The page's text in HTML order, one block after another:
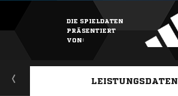
DIE SPIELDATEN
PRÄSENTIERT
VON:
LEISTUNGSDATEN